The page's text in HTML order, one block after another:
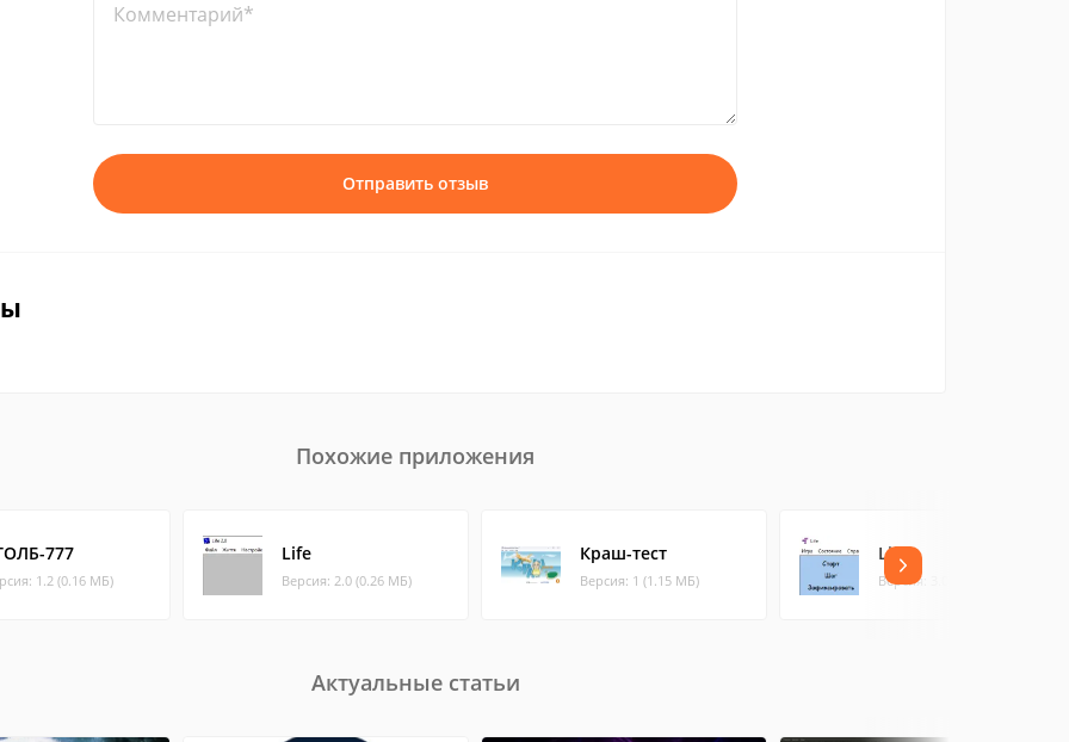
Комментарий*
Отправить отзыв
Похожие приложения
777
1.2 (0.16 МБ)
Life
Версия: 2.0 (0.26 МБ)
Краш-тест
Версия: 1 (1.15 МБ)
Life
Версия: 3.0 (0.37 МБ)
Актуальные статьи